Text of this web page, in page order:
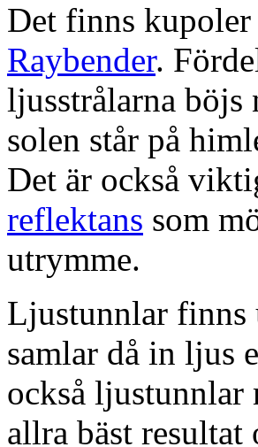
Det finns
Raybender.
ljusstrålarna böjs
solen står på
Det är också
reflektans som
utrymme.
Ljustunnlar finns
samlar då in ljus
också
allra bäst